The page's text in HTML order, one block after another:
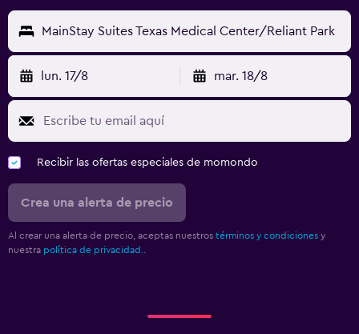
MainStay Suites Texas Medical Center/Reliant Park
lun. 17/8 mar. 18/8
Recibir las ofertas especiales de momondo
Crea una alerta de precio
Al crear una alerta de precio, aceptas nuestros términos y condiciones y
nuestra política de privacidad.